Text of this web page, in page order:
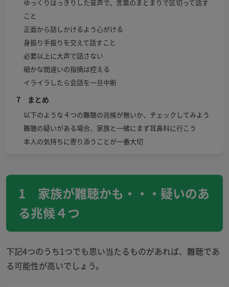
ゆっくりはっきりした音声で、言葉のまとまりで区切って話す
こと
正面から話しかけるよう心がける
身振り手振りを交えて話すこと
必要以上に大声で話さない
細かな間違いの指摘は控える
イライラしたら会話を一旦中断
7 まとめ
以下のような４つの難聴の兆候が無いか、チェックしてみよう
難聴の疑いがある場合、家族と一緒にまず耳鼻科に行こう
本人の気持ちに寄り添うことが一番大切
1 家族が難聴かも・・・疑いのあ
る兆候４つ
下記4つのうち1つでも思い当たるものがあれば、難聴であ
る可能性が高いでしょう。